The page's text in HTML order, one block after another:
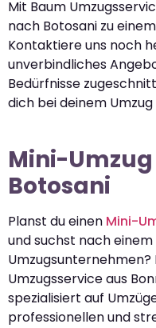
Mit Baum
nach Botosani zu
Kontaktiere uns noch
unverbindliches
Bedürfnisse
dich bei deinem
Mini-
Botosani
Planst du einen Mini-
und suchst nach
Umzugsunternehmen?
Umzugsservice aus
spezialisiert auf
professionellen und